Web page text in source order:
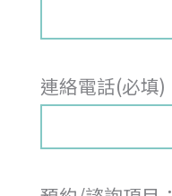
連絡電話(必填)